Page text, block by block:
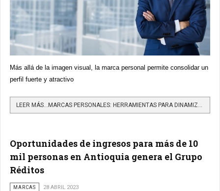
Más allá de la imagen visual, la marca personal permite consolidar un
perfil fuerte y atractivo
Oportunidades de ingresos para más de 10
mil personas en Antioquia genera el Grupo
Réditos
MARCAS 28 ABRIL 2023